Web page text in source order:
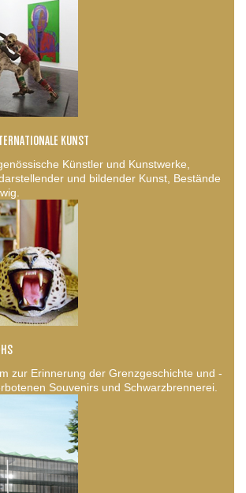
KUNST
Künstler und Kunstwerke,
und bildender Kunst, Bestände
zur Erinnerung der Grenzgeschichte und -
Souvenirs und Schwarzbrennerei.